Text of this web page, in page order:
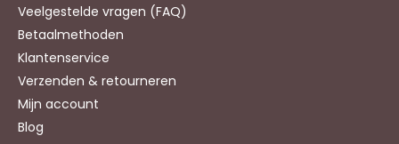
Veelgestelde vragen (FAQ)
Betaalmethoden
Klantenservice
Verzenden & retourneren
Mijn account
Blog